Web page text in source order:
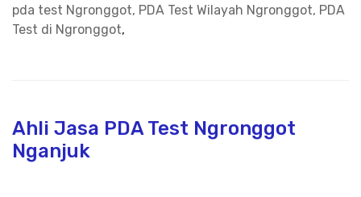
pda test Ngronggot, PDA Test Wilayah Ngronggot, PDA
Test di Ngronggot,
Ahli Jasa PDA Test Ngronggot
Nganjuk